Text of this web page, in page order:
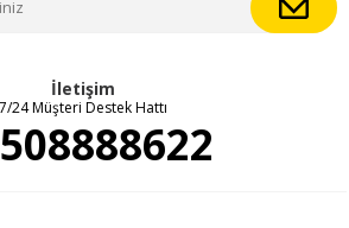
İletişim
7/24 Müşteri Destek Hattı